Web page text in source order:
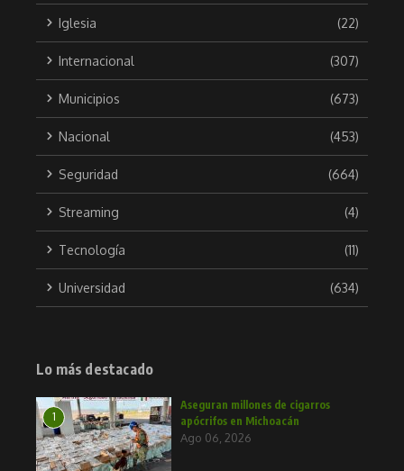
Iglesia (22)
Internacional (307)
Municipios (673)
Nacional (453)
Seguridad (664)
Streaming (4)
Tecnología (11)
Universidad (634)
Lo más destacado
1
Aseguran millones de cigarros
apócrifos en Michoacán
Ago 06, 2026